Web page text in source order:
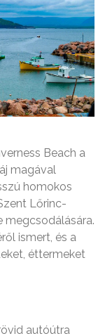
Beach a
magával
homokos
Lőrinc-
megcsodálására.
ismert, és a
éttermeket
autóútra